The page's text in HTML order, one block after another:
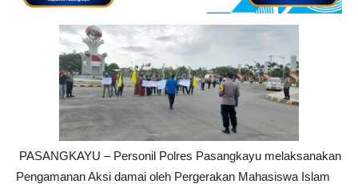
PASANGKAYU – Personil Polres Pasangkayu melaksanakan
Pengamanan Aksi damai oleh Pergerakan Mahasiswa Islam